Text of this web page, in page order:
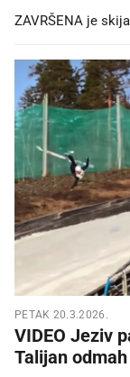
ZAVRŠENA je
PETAK 20.3.2026.
VIDEO Jeziv
Talijan